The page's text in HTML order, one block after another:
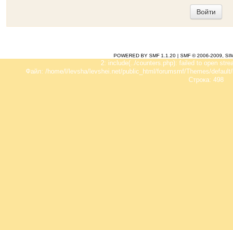
POWERED BY SMF 1.1.20 | SMF © 2006-2009,
2: include(../counters.php): failed to open
Файл: /home/l/levsha/levshei.net/public_html/forumsmf/Themes/
Строка: 498